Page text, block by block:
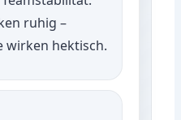
ruhig –
wirken hektisch.